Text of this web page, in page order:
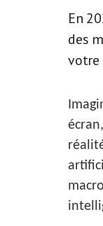
En
des
votre